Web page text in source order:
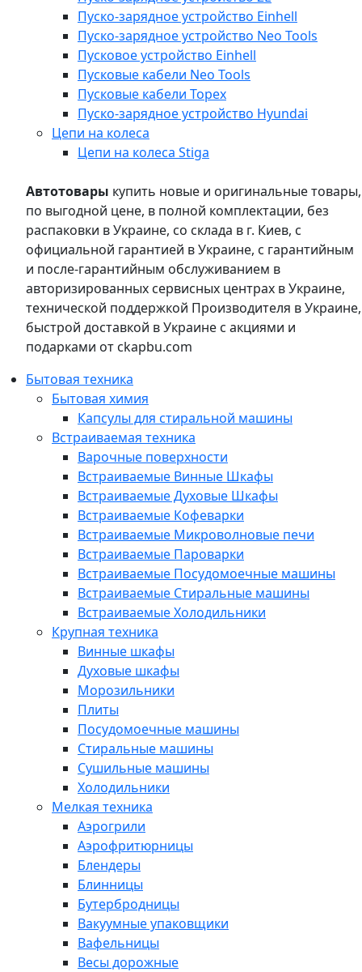
Пуско-зарядное устройство Einhell
Пуско-зарядное устройство Neo Tools
Пусковое устройство Einhell
Пусковые кабели Neo Tools
Пусковые кабели Topex
Пуско-зарядное устройство Hyundai
Цепи на колеса
Цепи на колеса Stiga
Автотовары купить новые и оригинальные товары,
по выгодной цене, в полной комплектации, без
распаковки в Украине, со склада в г. Киев, с
официальной гарантией в Украине, с гарантийным
и после-гарантийным обслуживанием в
авторизированных сервисных центрах в Украине,
технической поддержкой Производителя в Украине,
быстрой доставкой в Украине с акциями и
подарками от ckapbu.com
Бытовая техника
Бытовая химия
Капсулы для стиральной машины
Встраиваемая техника
Варочные поверхности
Встраиваемые Винные Шкафы
Встраиваемые Духовые Шкафы
Встраиваемые Кофеварки
Встраиваемые Микроволновые печи
Встраиваемые Пароварки
Встраиваемые Посудомоечные машины
Встраиваемые Стиральные машины
Встраиваемые Холодильники
Крупная техника
Винные шкафы
Духовые шкафы
Морозильники
Плиты
Посудомоечные машины
Стиральные машины
Сушильные машины
Холодильники
Мелкая техника
Аэрогрили
Аэрофритюрницы
Блендеры
Блинницы
Бутербродницы
Вакуумные упаковщики
Вафельницы
Весы дорожные